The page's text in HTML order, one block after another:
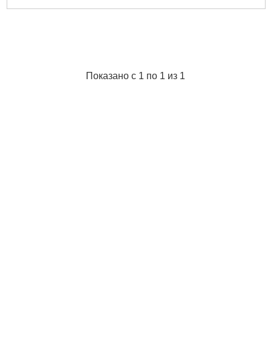
Код товара: 29.82.47
Показано с 1 по 1 из 1